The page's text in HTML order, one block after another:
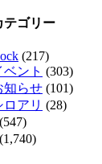
テゴリー
(217)
ベント (303)
知らせ (101)
ロアリ (28)
(547)
(1,740)